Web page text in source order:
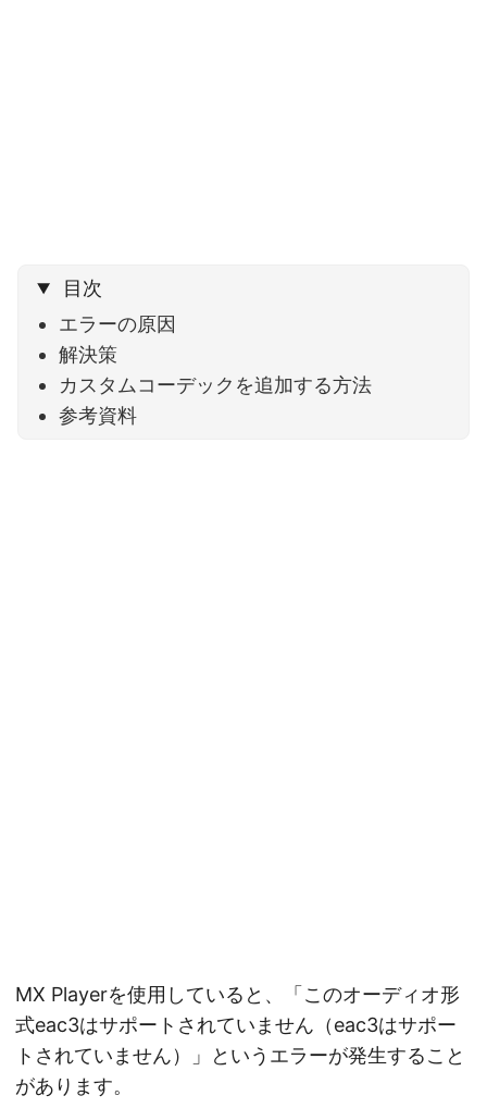
目次
エラーの原因
解決策
カスタムコーデックを追加する方法
参考資料
MX Playerを使用していると、「このオーディオ形
式eac3はサポートされていません（eac3はサポー
トされていません）」というエラーが発生すること
があります。